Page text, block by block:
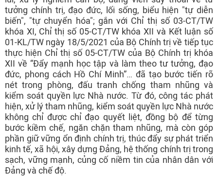
tưởng chính trị, đạo đức, lối sống, biểu hiện "tự diễn
biến", "tự chuyển hóa"; gắn với Chỉ thị số 03-CT/TW
khóa XI, Chỉ thị số 05-CT/TW khóa XII và Kết luận số
01-KL/TW ngày 18/5/2021 của Bộ Chính trị về tiếp tục
thực hiện Chỉ thị số 05-CT/TW của Bộ Chính trị khóa
XII về “Đẩy mạnh học tập và làm theo tư tưởng, đạo
đức, phong cách Hồ Chí Minh”… đã tạo bước tiến rõ
nét trong phòng, đấu tranh chống tham nhũng và
kiểm soát quyền lực Nhà nước. Từ đó, công tác phát
hiện, xử lý tham nhũng, kiểm soát quyền lực Nhà nước
không chỉ được chỉ đạo quyết liệt, đồng bộ để từng
bước kiềm chế, ngăn chặn tham nhũng, mà còn góp
phần giữ vững ổn định chính trị, thúc đẩy sự phát triển
kinh tế, xã hội, xây dựng Đảng, hệ thống chính trị trong
sạch, vững mạnh, củng cố niềm tin của nhân dân với
Đảng và chế độ.